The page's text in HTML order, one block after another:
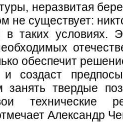
неразвитая
не существует:
в таких условиях.
обеспечит
создаст
занять твердые
технические
Александр